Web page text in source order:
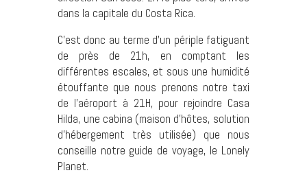
dans la capitale du Costa Rica.
C’est donc au terme d’un périple fatiguant
de près de 21h, en comptant les
différentes escales, et sous une humidité
étouffante que nous prenons notre taxi
de l’aéroport à 21H, pour rejoindre Casa
Hilda, une cabina (maison d’hôtes, solution
d’hébergement très utilisée) que nous
conseille notre guide de voyage, le Lonely
Planet.